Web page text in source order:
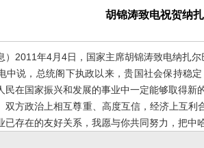
胡锦涛致电祝贺纳
年4月4日，国家主席胡锦涛致电纳扎尔
说，总统阁下执政以来，贵国社会保持稳定
民在国家振兴和发展的事业中一定能够取得
双方政治上相互尊重、高度互信，经济上互
已存在的友好关系，我愿与你共同努力，把